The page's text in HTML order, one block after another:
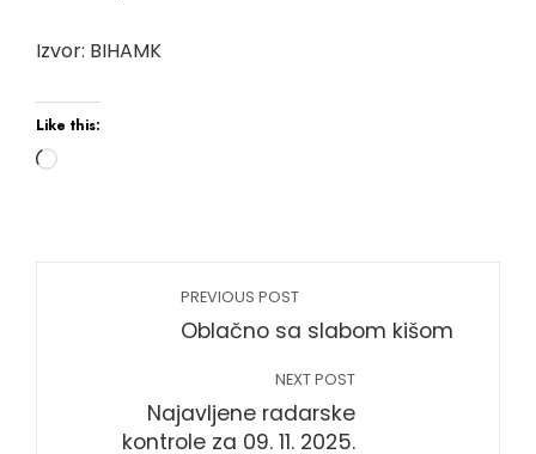
Izvor: BIHAMK
Like this:
Loading…
PREVIOUS POST
Oblačno sa slabom kišom
NEXT POST
Najavljene radarske
kontrole za 09. 11. 2025.